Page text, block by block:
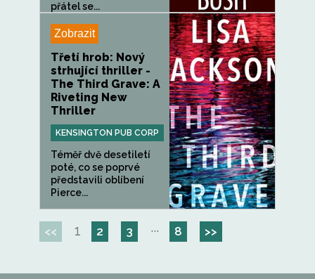
přátel se...
Zobrazit
Třetí hrob: Nový
strhující thriller -
The Third Grave: A
Riveting New
Thriller
KENSINGTON PUB CORP
Téměř dvě desetiletí
poté, co se poprvé
představili oblíbení
Pierce...
<< 1 2 3 ··· 8 >>